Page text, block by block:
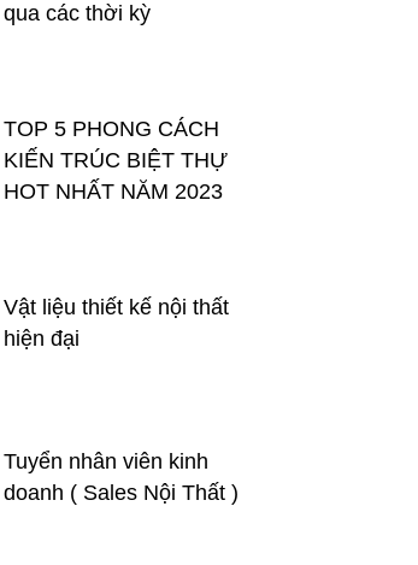
qua các thời kỳ
TOP 5 PHONG CÁCH
KIẾN TRÚC BIỆT THỰ
HOT NHẤT NĂM 2023
Vật liệu thiết kế nội thất
hiện đại
Tuyển nhân viên kinh
doanh ( Sales Nội Thất )